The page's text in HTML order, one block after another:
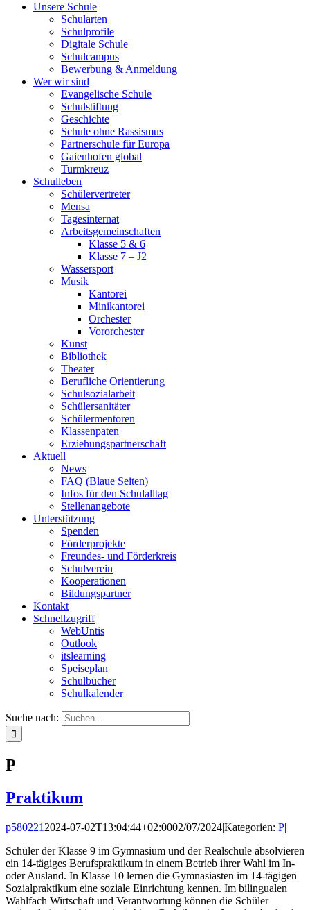
Unsere Schule
Schularten
Schulprofile
Digitale Schule
Schulcampus
Bewerbung & Anmeldung
Wer wir sind
Evangelische Schule
Schulstiftung
Geschichte
Schule ohne Rassismus
Partnerschule für Europa
Gaienhofen global
Turmkreuz
Schulleben
Schülervertreter
Mensa
Tagesinternat
Arbeitsgemeinschaften
Klasse 5 & 6
Klasse 7 – J2
Wassersport
Musik
Kantorei
Minikantorei
Orchester
Vororchester
Kunst
Bibliothek
Theater
Berufliche Orientierung
Schulsozialarbeit
Schülersanitäter
Schülermentoren
Klassenpaten
Erziehungspartnerschaft
Aktuell
News
FAQ (Blaue Seiten)
Infos für den Schulalltag
Stellenangebote
Unterstützung
Spenden
Förderprojekte
Freundes- und Förderkreis
Schulverein
Kooperationen
Bildungspartner
Kontakt
Schnellzugriff
WebUntis
Outlook
itslearning
Speiseplan
Schulbücher
Schulkalender
Suche nach:
P
Praktikum
p580221 2024-07-02T13:04:44+02:0002/07/2024|Kategorien: P|
Schüler der Klasse 9 im Gymnasium und der Realschule absolvieren
ein 14-tägiges Berufspraktikum in einem Betrieb ihrer Wahl im In-
oder Ausland. In Klasse 10 lernen die Gymnasiasten im 14-tägigen
Sozialpraktikum eine soziale Einrichtung kennen. Im bilingualen
Wahlfach Wirtschaft und Verantwortung können die Schüler